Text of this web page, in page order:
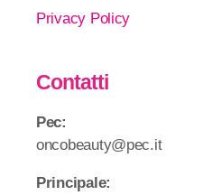
Privacy Policy
Contatti
Pec:
oncobeauty@pec.it
Principale: